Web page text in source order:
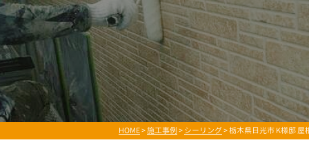
HOME>施工事例>シーリング>栃木県日光市 K様邸